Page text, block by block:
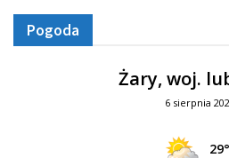
Pogoda
Żary, woj.
6 sierpnia